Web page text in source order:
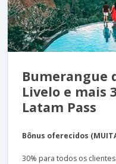
Bumerangue
Livelo e mais
Latam Pass
Bônus oferecidos
30% para todos os clientes